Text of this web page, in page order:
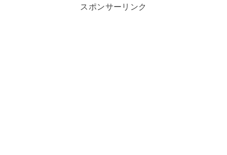
スポンサーリンク